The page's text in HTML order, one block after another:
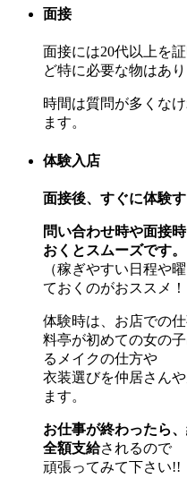
面接
面接には20代以上を
ど特に必要な物はあり
時間は質問が多くな
ます。
体験入店
面接後、すぐに体験す
問い合わせ時や面接
おくとスムーズです。
（稼ぎやすい日程や
ておくのがおススメ！
体験時は、お店での
料亭が初めての女の
るメイクの仕方や
衣装選びを仲居さん
ます。
お仕事が終わったら
全額支給されるので
頑張ってみて下さい!!